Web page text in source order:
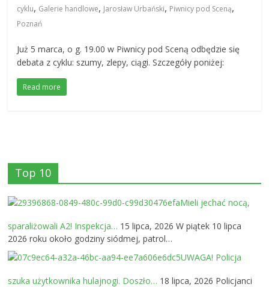
cyklu, Galerie handlowe, Jarosław Urbański, Piwnicy pod Sceną,
Poznań
Już 5 marca, o g. 19.00 w Piwnicy pod Sceną odbędzie się
debata z cyklu: szumy, zlepy, ciągi. Szczegóły poniżej:
Read more
Top 10
Mieli jechać nocą,
sparaliżowali A2! Inspekcja… 15 lipca, 2026 W piątek 10 lipca
2026 roku około godziny siódmej, patrol…
UWAGA! Policja
szuka użytkownika hulajnogi. Doszło… 18 lipca, 2026 Policjanci